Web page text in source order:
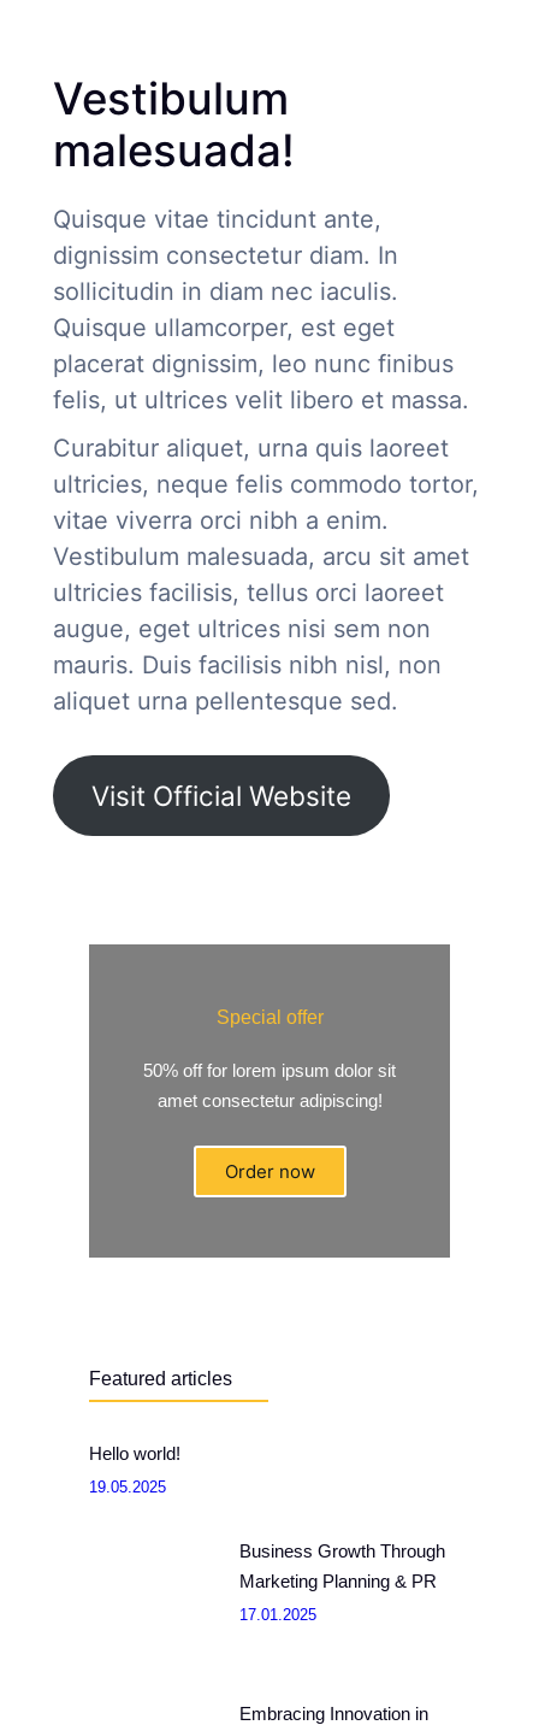
Vestibulum
malesuada!
Quisque vitae tincidunt ante,
dignissim consectetur diam. In
sollicitudin in diam nec iaculis.
Quisque ullamcorper, est eget
placerat dignissim, leo nunc finibus
felis, ut ultrices velit libero et massa.
Curabitur aliquet, urna quis laoreet
ultricies, neque felis commodo tortor,
vitae viverra orci nibh a enim.
Vestibulum malesuada, arcu sit amet
ultricies facilisis, tellus orci laoreet
augue, eget ultrices nisi sem non
mauris. Duis facilisis nibh nisl, non
aliquet urna pellentesque sed.
Visit Official Website
Special offer
50% off for lorem ipsum dolor sit
amet consectetur adipiscing!
Order now
Featured articles
Hello world!
19.05.2025
Business Growth Through
Marketing Planning & PR
17.01.2025
Embracing Innovation in